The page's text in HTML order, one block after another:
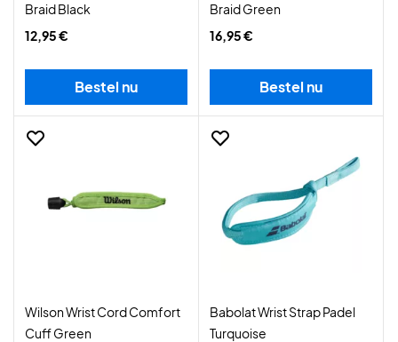
Braid Black
12,95 €
Bestel nu
Braid Green
16,95 €
Bestel nu
Wilson Wrist Cord Comfort
Cuff Green
Babolat Wrist Strap Padel
Turquoise